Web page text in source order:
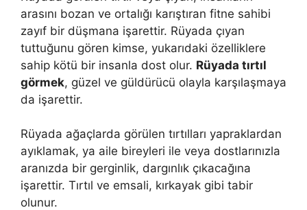
arasını bozan ve ortalığı karıştıran fitne sahibi
zayıf bir düşmana işarettir. Rüyada çıyan
tuttuğunu gören kimse, yukarıdaki özelliklere
sahip kötü bir insanla dost olur. Rüyada tırtıl
görmek, güzel ve güldürücü olayla karşılaşmaya
da işarettir.
Rüyada ağaçlarda görülen tırtılları yapraklardan
ayıklamak, ya aile bireyleri ile veya dostlarınızla
aranızda bir gerginlik, dargınlık çıkacağına
işarettir. Tırtıl ve emsali, kırkayak gibi tabir
olunur.